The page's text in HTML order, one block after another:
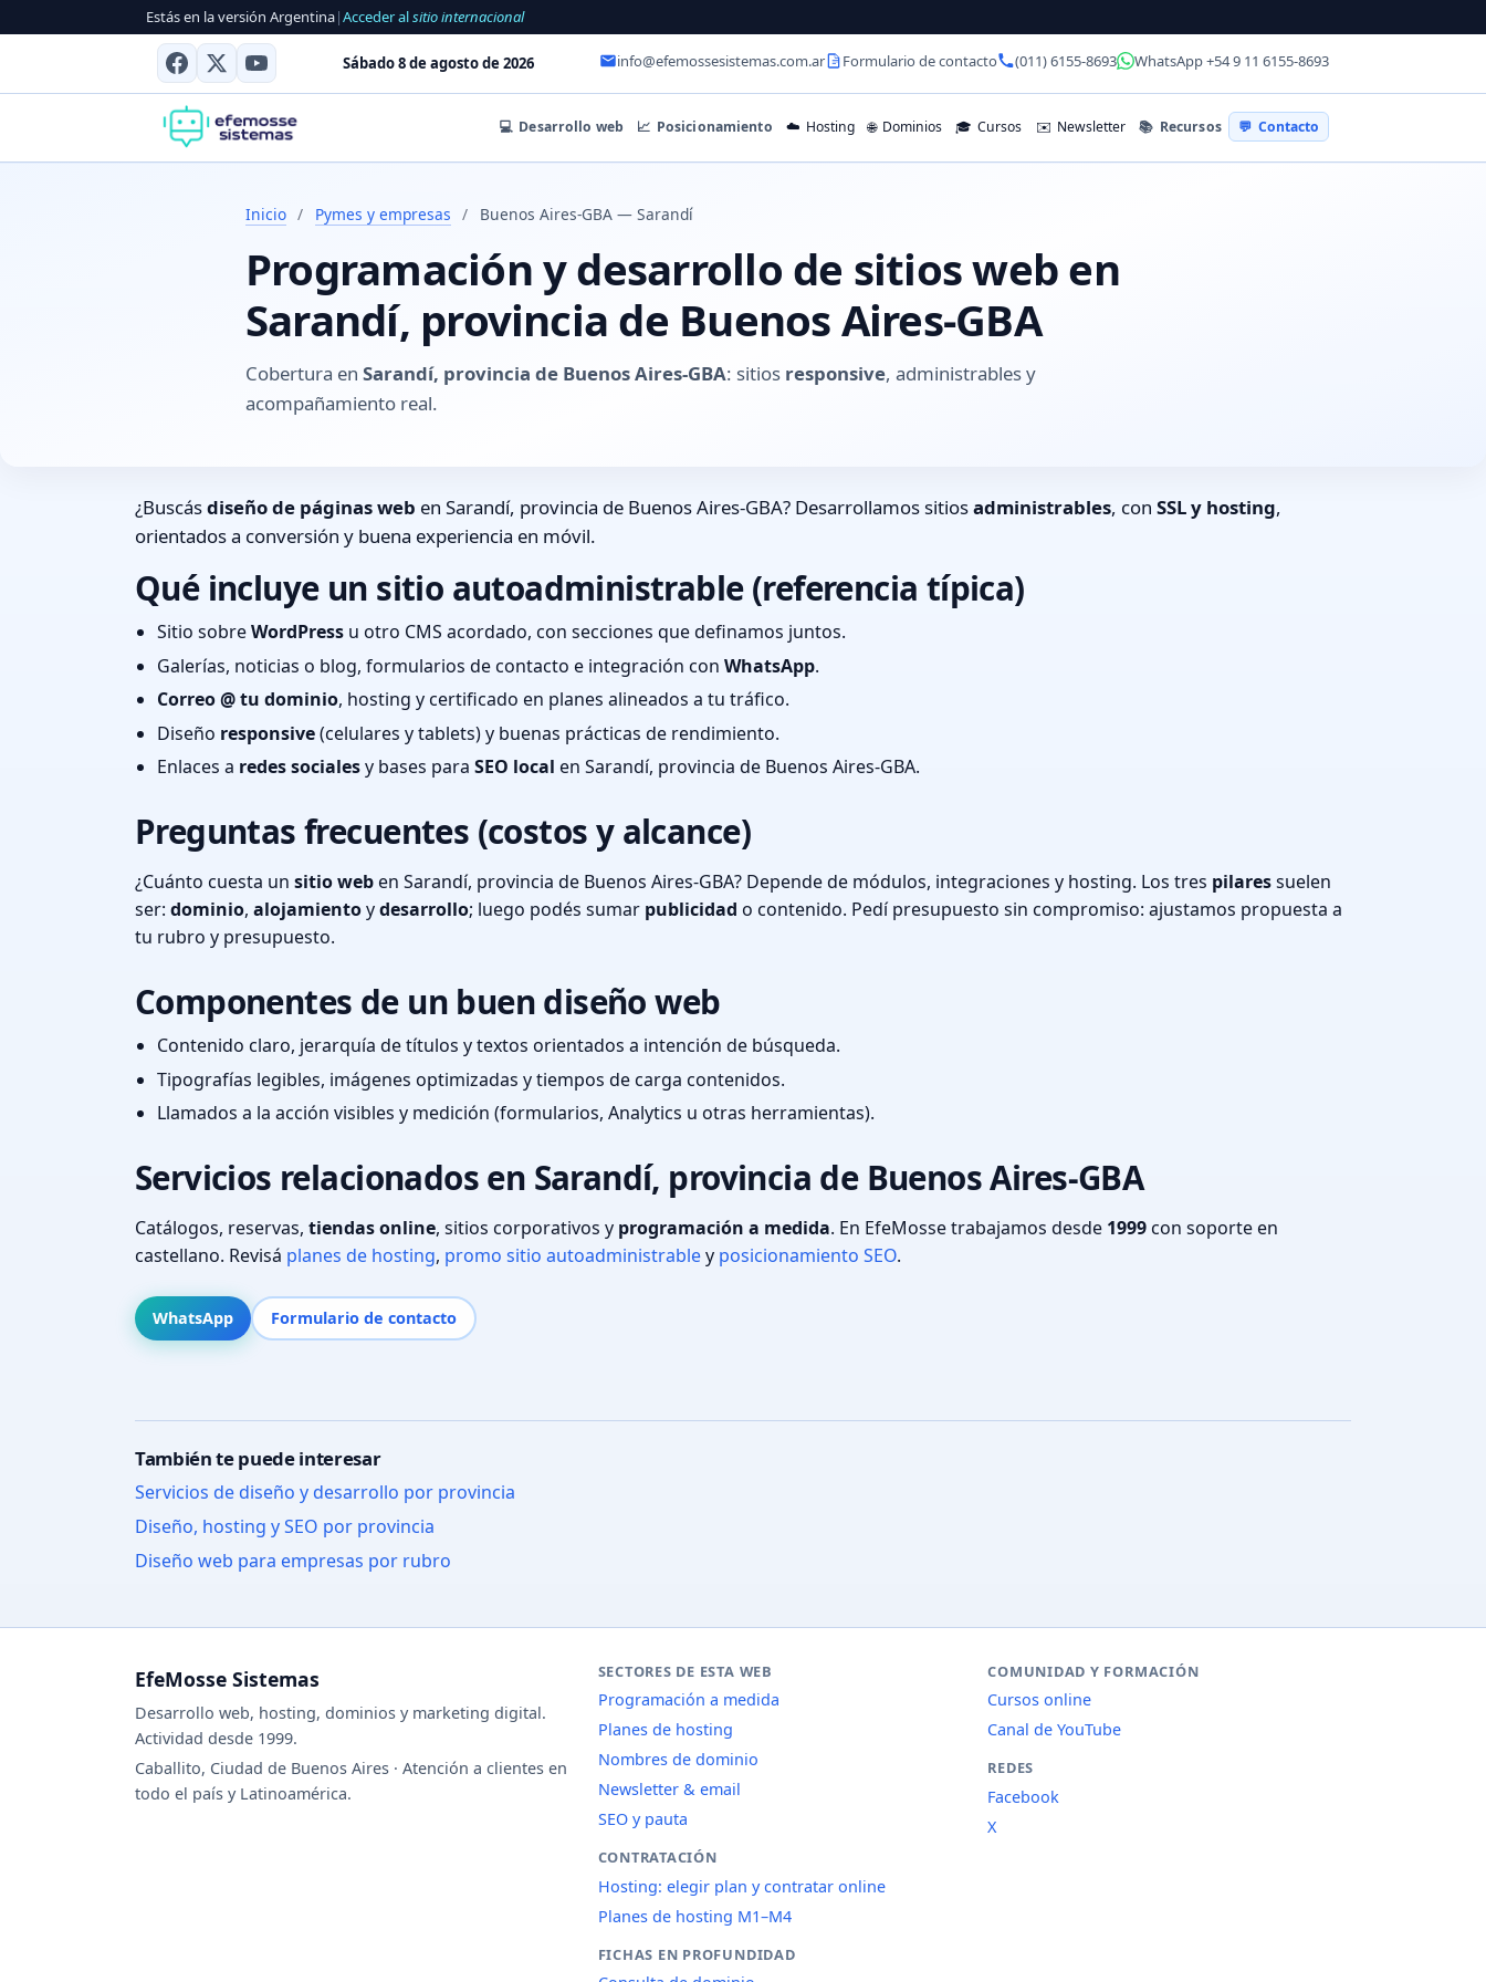
Estás en la versión Argentina|Acceder alsitio internacional
Sábado 8 de agosto de 2026 info@efemossesistemas.com.ar Formulario de contacto (011) 6155-8693 WhatsApp +54 9 11 6155-8693
💻 Desarrollo web 📈 Posicionamiento ☁️ Hosting 🌐 Dominios 🎓 Cursos ✉️ Newsletter 📚 Recursos 💬 Contacto
Inicio / Pymes y empresas / Buenos Aires-GBA — Sarandí
Programación y desarrollo de sitios web en
Sarandí, provincia de Buenos Aires-GBA
Cobertura en Sarandí, provincia de Buenos Aires-GBA: sitios responsive, administrables y
acompañamiento real.
¿Buscásdiseño de páginas web en Sarandí, provincia de Buenos Aires-GBA? Desarrollamos sitiosadministrables, con SSL y hosting,
orientados a conversión y buena experiencia en móvil.
Qué incluye un sitio autoadministrable (referencia típica)
Sitio sobreWordPress u otro CMS acordado, con secciones que definamos juntos.
Galerías, noticias o blog, formularios de contacto e integración con WhatsApp.
Correo @ tu dominio, hosting y certificado en planes alineados a tu tráfico.
Diseño responsive(celulares y tablets) y buenas prácticas de rendimiento.
Enlaces a redes socialesy bases para SEO local en Sarandí, provincia de Buenos Aires-GBA.
Preguntas frecuentes (costos y alcance)
¿Cuánto cuesta un sitio weben Sarandí, provincia de Buenos Aires-GBA? Depende de módulos, integraciones y hosting. Los tres pilaressuelen
ser: dominio, alojamientoydesarrollo; luego podés sumar publicidad o contenido. Pedí presupuesto sin compromiso: ajustamos propuesta a
tu rubro y presupuesto.
Componentes de un buen diseño web
Contenido claro, jerarquía de títulos y textos orientados a intención de búsqueda.
Tipografías legibles, imágenes optimizadas y tiempos de carga contenidos.
Llamados a la acción visibles y medición (formularios, Analytics u otras herramientas).
Servicios relacionados en Sarandí, provincia de Buenos Aires-GBA
Catálogos, reservas, tiendas online, sitios corporativos y programación a medida. En EfeMosse trabajamos desde 1999con soporte en
castellano. Revisá planes de hosting, promo sitio autoadministrabley posicionamiento SEO.
WhatsApp Formulario de contacto
También te puede interesar
Servicios de diseño y desarrollo por provincia
Diseño, hosting y SEO por provincia
Diseño web para empresas por rubro
EfeMosse Sistemas
Desarrollo web, hosting, dominios y marketing digital.
Actividad desde 1999.
Caballito, Ciudad de Buenos Aires · Atención a clientes en
todo el país y Latinoamérica.
SECTORES DE ESTA WEB
Programación a medida
Planes de hosting
Nombres de dominio
Newsletter & email
SEO y pauta
CONTRATACIÓN
Hosting: elegir plan y contratar online
Planes de hosting M1–M4
FICHAS EN PROFUNDIDAD
COMUNIDAD Y FORMACIÓN
Cursos online
Canal de YouTube
REDES
Facebook
X